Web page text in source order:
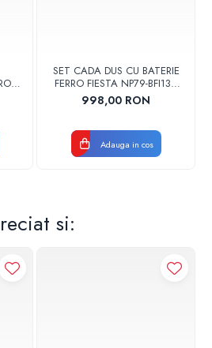
SET CADA DUS CU BATERIE
FERRO FIESTA NP79-BFI13U
CROM
998,00 RON
Adauga in cos
si: